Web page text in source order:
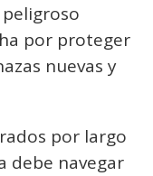
por proteger
nuevas y
por largo
debe navegar